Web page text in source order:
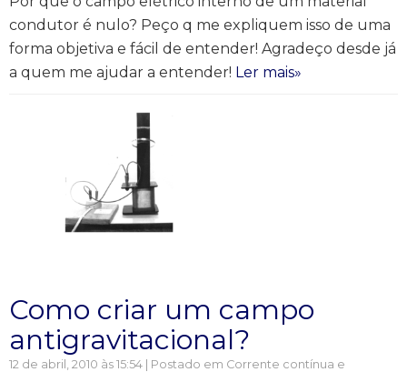
condutor é nulo? Peço q me expliquem isso de uma
forma objetiva e fácil de entender! Agradeço desde já
a quem me ajudar a entender! Ler mais»
Como criar um campo
antigravitacional?
12 de abril, 2010 às 15:54 | Postado em Corrente contínua e